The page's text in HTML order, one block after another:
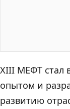
XIII МЕФТ стал
опытом и
развитию